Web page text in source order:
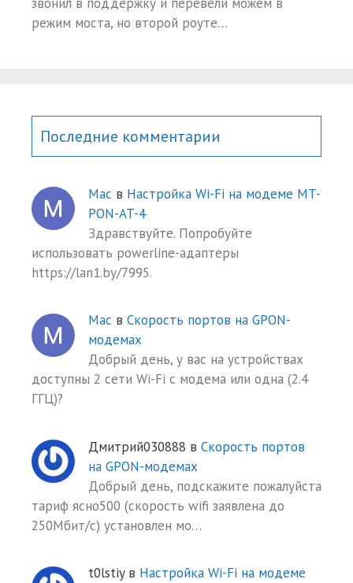
режим моста, но второй роуте…
Последние комментарии
Mac в Настройка Wi-Fi на модеме MT-
PON-AT-4
Здравствуйте. Попробуйте
использовать powerline-адаптеры
https://lan1.by/7995.
Mac в Скорость портов на GPON-
модемах
Добрый день, у вас на устройствах
доступны 2 сети Wi-Fi с модема или одна (2.4
ГГЦ)?
Дмитрий030888 в Скорость портов
на GPON-модемах
Добрый день, подскажите пожалуйста
тариф ясно500 (скорость wifi заявлена до
250Мбит/с) установлен мо…
t0lstiy в Настройка Wi-Fi на модеме